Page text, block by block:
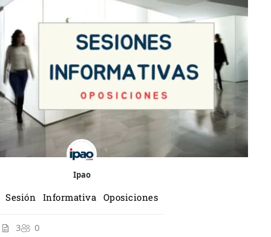
Ipao
Sesión Informativa Oposiciones
3 0